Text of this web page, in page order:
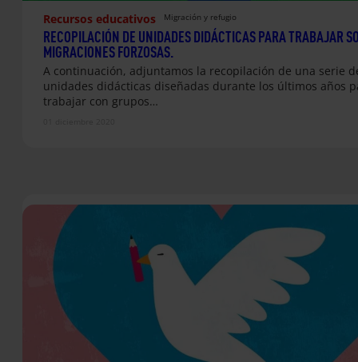
Recursos educativos Migración y refugio
RECOPILACIÓN DE UNIDADES DIDÁCTICAS PARA TRABAJAR
MIGRACIONES FORZOSAS.
A continuación, adjuntamos la recopilación de una serie
unidades didácticas diseñadas durante los últimos años
trabajar con grupos…